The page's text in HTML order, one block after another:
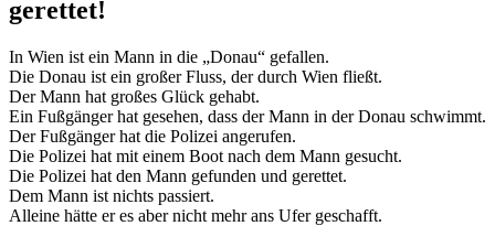
gerettet!
In Wien ist ein Mann in die „Donau“ gefallen.
Die Donau ist ein großer Fluss, der durch Wien fließt.
Der Mann hat großes Glück gehabt.
Ein Fußgänger hat gesehen, dass der Mann in der Donau schwimmt.
Der Fußgänger hat die Polizei angerufen.
Die Polizei hat mit einem Boot nach dem Mann gesucht.
Die Polizei hat den Mann gefunden und gerettet.
Dem Mann ist nichts passiert.
Alleine hätte er es aber nicht mehr ans Ufer geschafft.